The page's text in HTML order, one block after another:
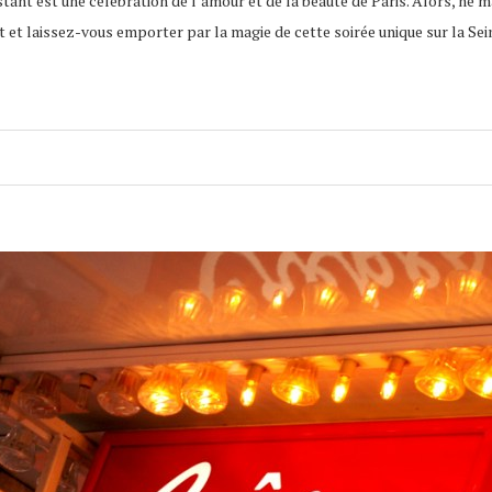
laissez-vous emporter par la magie de cette soirée unique sur la